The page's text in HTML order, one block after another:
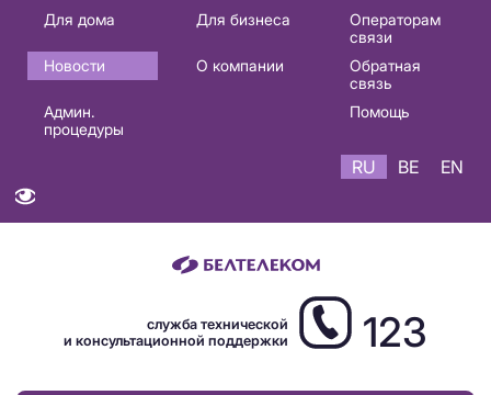
Основная
навигация
RU
Для дома Для бизнеса
Операторам
связи
Новости
О компании
Обратная
связь
Админ.
процедуры
Помощь
RU BE EN
служба технической
и консультационной поддержки
123